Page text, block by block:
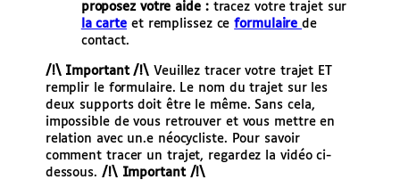
proposez votre aide : tracez votre trajet sur
la carte et remplissez ceformulairede
contact.
/!\ Important /!\ Veuillez tracer votre trajet ET
remplir le formulaire. Le nom du trajet sur les
deux supports doit être le même. Sans cela,
impossible de vous retrouver et vous mettre en
relation avec un.e néocycliste. Pour savoir
comment tracer un trajet, regardez la vidéo ci-
dessous. /!\ Important /!\